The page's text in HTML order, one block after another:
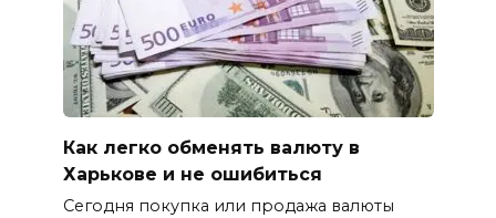
Как легко обменять валюту в
Харькове и не ошибиться
Сегодня покупка или продажа валюты